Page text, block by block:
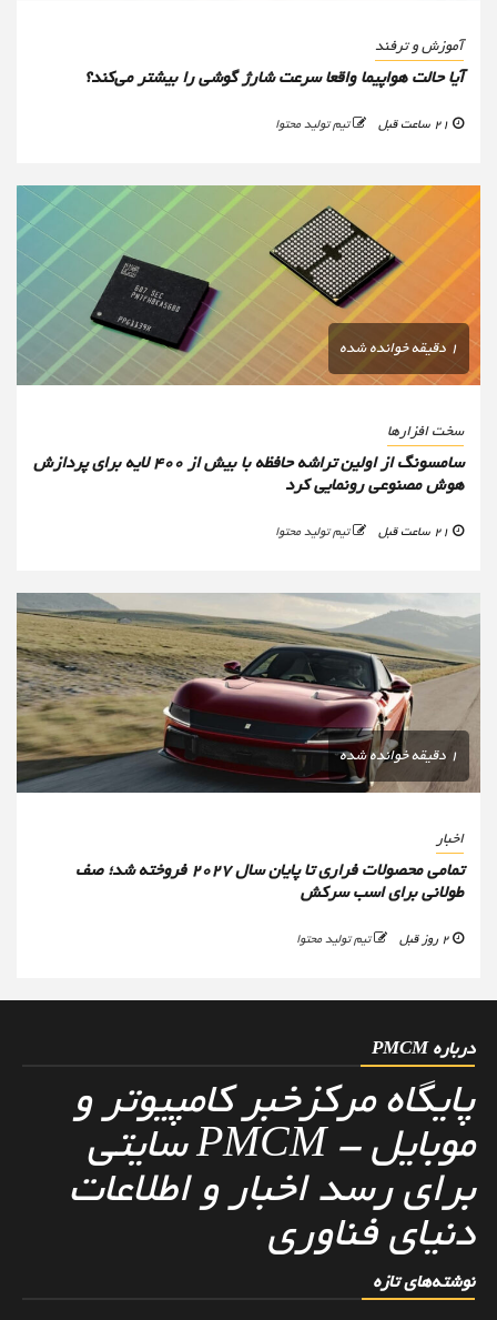
آموزش و ترفند
آیا حالت هواپیما واقعا سرعت شارژ گوشی را بیشتر می‌کند؟
تیم تولید محتوا
1 دقیقه خوانده شده
سخت افزارها
سامسونگ از اولین تراشه حافظه با بیش از ۴۰۰ لایه برای پردازش
هوش مصنوعی رونمایی کرد
تیم تولید محتوا
اخبار
تمامی محصولات فراری تا پایان سال ۲۰۲۷ فروخته شد؛ صف
طولانی برای اسب سرکش
تیم تولید محتوا
درباره PMCM
پایگاه مرکزخبر کامپیوتر و
موبایل - PMCM سایتی
برای رسد اخبار و اطلاعات
دنیای فناوری
نوشته‌های تازه